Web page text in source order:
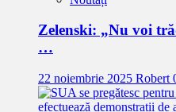
Zelenski: „Nu voi
…
22 noiembrie 2025 Robert